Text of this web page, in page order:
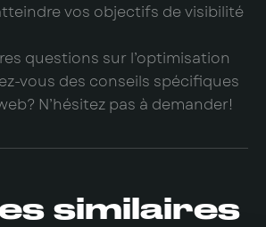
vos objectifs de visibilité
questions sur l’optimisation
vous des conseils spécifiques
N’hésitez pas à demander!
similaires